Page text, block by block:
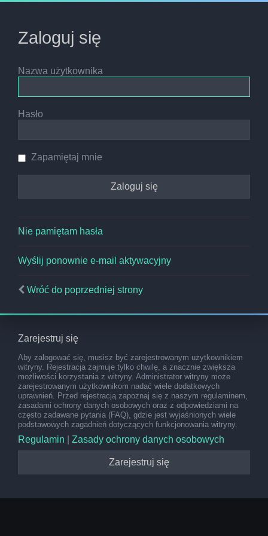
Zaloguj się
Nazwa użytkownika
Hasło
Zapamiętaj mnie
Nie pamiętam hasła
Wyślij ponownie e-mail aktywacyjny
Wróć do poprzedniej strony
Zarejestruj się
Aby zalogować się, musisz być zarejestrowanym użytkownikiem
witryny. Rejestracja zajmuje tylko chwilę, a znacznie zwiększa
możliwości korzystania z witryny. Administrator witryny może
zarejestrowanym użytkownikom nadać wiele dodatkowych
uprawnień. Przed rejestracją zapoznaj się z naszym regulaminem,
zasadami ochrony danych osobowych oraz z odpowiedziami na
często zadawane pytania (FAQ), gdzie jest wyjaśnionych wiele
podstawowych zagadnień dotyczących funkcjonowania witryny.
Regulamin Zasady ochrony danych osobowych
Zarejestruj się